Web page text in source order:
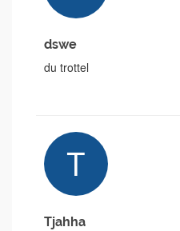
dswe
du trottel
Tjahha